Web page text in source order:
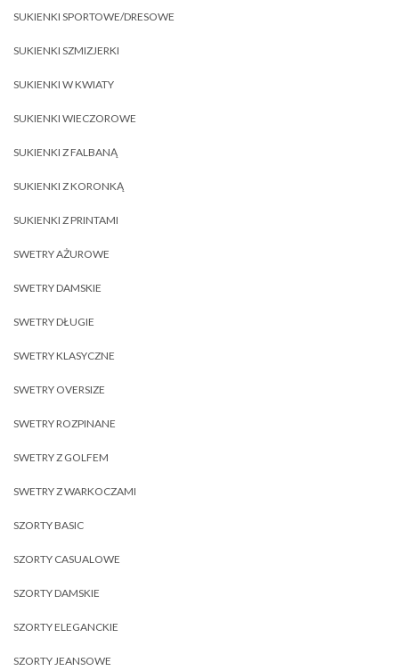
SUKIENKI SPORTOWE/DRESOWE
SUKIENKI SZMIZJERKI
SUKIENKI W KWIATY
SUKIENKI WIECZOROWE
SUKIENKI Z FALBANĄ
SUKIENKI Z KORONKĄ
SUKIENKI Z PRINTAMI
SWETRY AŻUROWE
SWETRY DAMSKIE
SWETRY DŁUGIE
SWETRY KLASYCZNE
SWETRY OVERSIZE
SWETRY ROZPINANE
SWETRY Z GOLFEM
SWETRY Z WARKOCZAMI
SZORTY BASIC
SZORTY CASUALOWE
SZORTY DAMSKIE
SZORTY ELEGANCKIE
SZORTY JEANSOWE